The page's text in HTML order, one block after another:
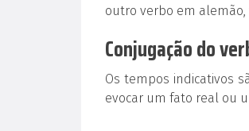
outro verbo em alemão,
Conjugação do
Os tempos indicativos
evocar um fato real ou